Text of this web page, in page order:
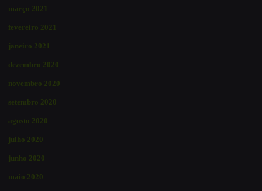
março 2021
fevereiro 2021
janeiro 2021
dezembro 2020
novembro 2020
setembro 2020
agosto 2020
julho 2020
junho 2020
maio 2020